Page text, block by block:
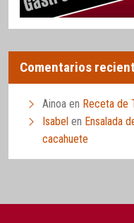
Comentarios
Ainoa en Receta de
Isabel en Ensalada
cacahuete